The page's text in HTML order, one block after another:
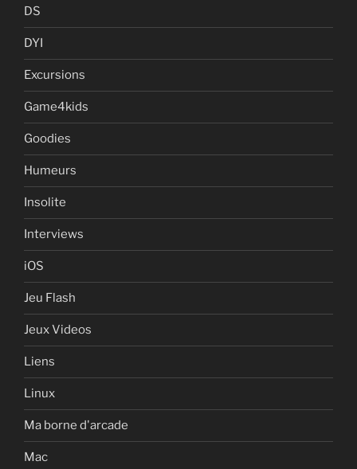
DS
DYI
Excursions
Game4kids
Goodies
Humeurs
Insolite
Interviews
iOS
Jeu Flash
Jeux Videos
Liens
Linux
Ma borne d'arcade
Mac